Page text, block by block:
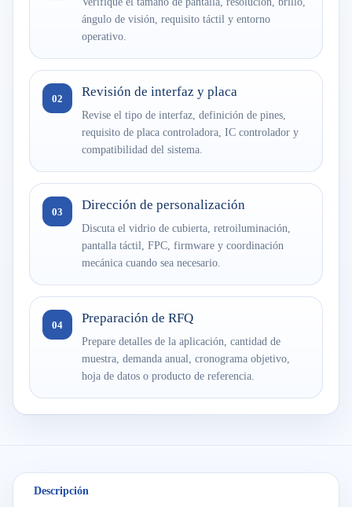
ángulo de visión, requisito táctil y entorno
operativo.
02 Revisión de interfaz y placa
Revise el tipo de interfaz, definición de pines,
requisito de placa controladora, IC controlador y
compatibilidad del sistema.
03 Dirección de personalización
Discuta el vidrio de cubierta, retroiluminación,
pantalla táctil, FPC, firmware y coordinación
mecánica cuando sea necesario.
04 Preparación de RFQ
Prepare detalles de la aplicación, cantidad de
muestra, demanda anual, cronograma objetivo,
hoja de datos o producto de referencia.
Descripción